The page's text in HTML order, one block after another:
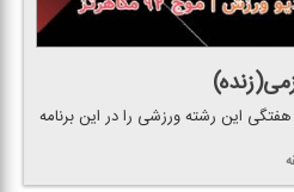
این رشته ورزشی را در این برنامه